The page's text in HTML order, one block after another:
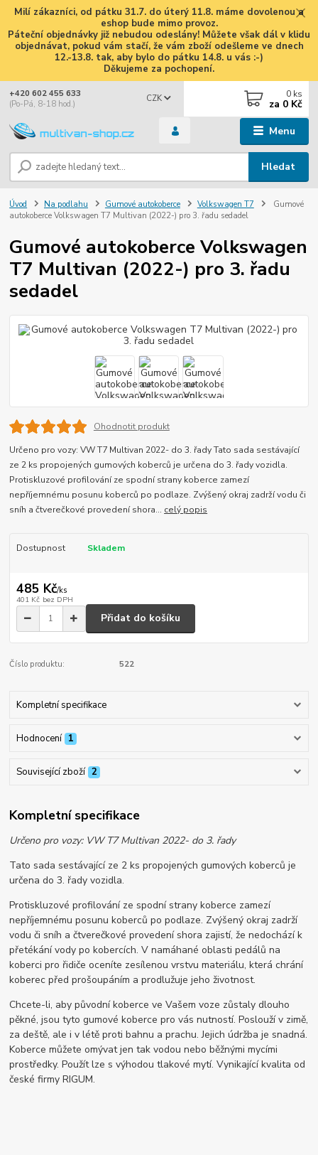
Milí zákazníci, od pátku 31.7. do úterý 11.8. máme dovolenou a
eshop bude mimo provoz.
Páteční objednávky již nebudou odeslány! Můžete však dál v klidu
objednávat, pokud vám stačí, že vám zboží odešleme ve dnech
12.-13.8. tak, aby bylo do pátku 14.8. u vás :-)
Děkujeme za pochopení.
Menu
CZK
Hledat
+420 602 455 633
(Po-Pá, 8-18 hod.)
0 ks
za 0 Kč
Úvod Na podlahu Gumové autokoberce Volkswagen T7
Gumové
autokoberce Volkswagen T7 Multivan (2022-) pro 3. řadu sedadel
Gumové autokoberce Volkswagen
T7 Multivan (2022-) pro 3. řadu
sedadel
Ohodnotit produkt
Určeno pro vozy: VW T7 Multivan 2022- do 3. řady Tato sada sestávající
ze 2 ks propojených gumových koberců je určena do 3. řady vozidla.
Protiskluzové profilování ze spodní strany koberce zamezí
nepříjemnému posunu koberců po podlaze. Zvýšený okraj zadrží vodu či
sníh a čtverečkové provedení shora... celý popis
Dostupnost Skladem
485 Kč/ks
401 Kč bez DPH
Přidat do košíku
Číslo produktu: 522
Kompletní specifikace
Hodnocení 1
Související zboží 2
Kompletní specifikace
Určeno pro vozy: VW T7 Multivan 2022- do 3. řady
Tato sada sestávající ze 2 ks propojených gumových koberců je
určena do 3. řady vozidla.
Protiskluzové profilování ze spodní strany koberce zamezí
nepříjemnému posunu koberců po podlaze. Zvýšený okraj zadrží
vodu či sníh a čtverečkové provedení shora zajistí, že nedochází k
přetékání vody po kobercích. V namáhané oblasti pedálů na
koberci pro řidiče oceníte zesílenou vrstvu materiálu, která chrání
koberec před prošoupáním a prodlužuje jeho životnost.
Chcete-li, aby původní koberce ve Vašem voze zůstaly dlouho
pěkné, jsou tyto gumové koberce pro vás nutností. Poslouží v zimě,
za deště, ale i v létě proti bahnu a prachu. Jejich údržba je snadná.
Koberce můžete omývat jen tak vodou nebo běžnými mycími
prostředky. Použít lze s výhodou tlakové mytí. Vynikající kvalita od
české firmy RIGUM.